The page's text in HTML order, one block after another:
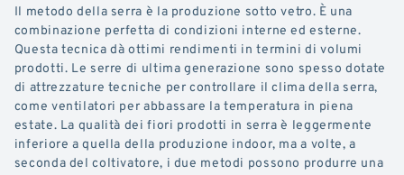
Il metodo della serra è la produzione sotto vetro. È una
combinazione perfetta di condizioni interne ed esterne.
Questa tecnica dà ottimi rendimenti in termini di volumi
prodotti. Le serre di ultima generazione sono spesso dotate
di attrezzature tecniche per controllare il clima della serra,
come ventilatori per abbassare la temperatura in piena
estate. La qualità dei fiori prodotti in serra è leggermente
inferiore a quella della produzione indoor, ma a volte, a
seconda del coltivatore, i due metodi possono produrre una